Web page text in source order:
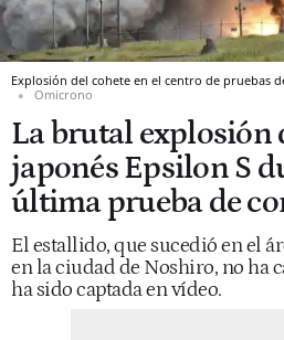
Explosión del cohete en el centro de pruebas
Omicrono
La brutal explosión
japonés Epsilon S
última prueba de
El estallido, que sucedió en el
en la ciudad de Noshiro, no ha
ha sido captada en vídeo.